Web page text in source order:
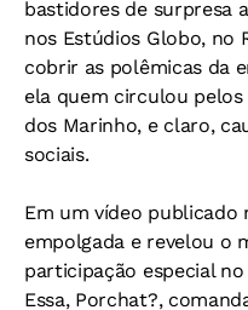
bastidores de surpresa
nos Estúdios Globo, no
cobrir as polêmicas da
ela quem circulou
dos Marinho, e claro,
sociais.
Em um vídeo publicado
empolgada e revelou o
participação especial
Essa, Porchat?,